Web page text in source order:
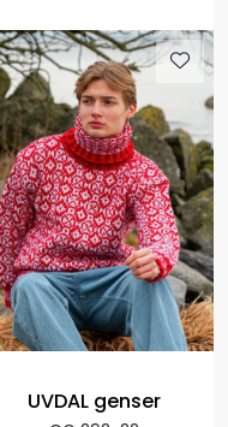
UVDAL genser